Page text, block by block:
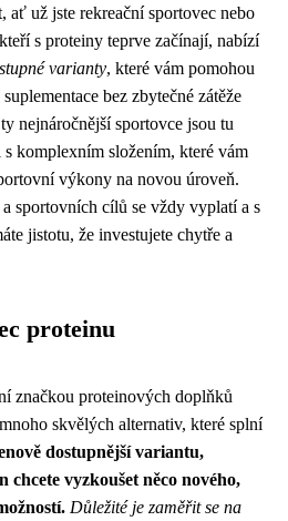
ať už jste rekreační sportovec nebo
s proteiny teprve začínají, nabízí
varianty, které vám pomohou
bez zbytečné zátěže
nejnáročnější sportovce jsou tu
komplexním složením, které vám
výkony na novou úroveň.
sportovních cílů se vždy vyplatí a s
jistotu, že investujete chytře a
proteinu
značkou proteinových doplňků
skvělých alternativ, které splní
dostupnější variantu,
chcete vyzkoušet něco nového,
Důležité je zaměřit se na